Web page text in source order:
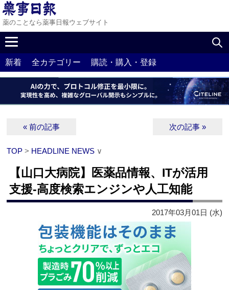
薬のことなら薬事日報ウェブサイト
新着 全カテゴリー 購読・購入・登録
« 前の記事 次の記事 »
TOP > HEADLINE NEWS ∨
【山口大病院】医薬品情報、ITが活用
支援‐高度検索エンジンや人工知能
2017年03月01日 (水)